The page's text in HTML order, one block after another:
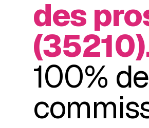
des
100%